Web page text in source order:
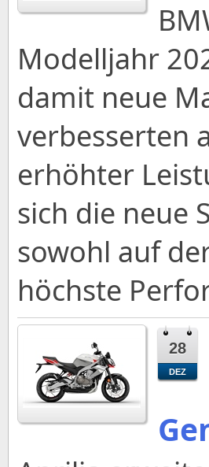
Modelljahr
damit neue
verbesserten
erhöhter
sich die neue
sowohl auf
höchste
28
DEZ